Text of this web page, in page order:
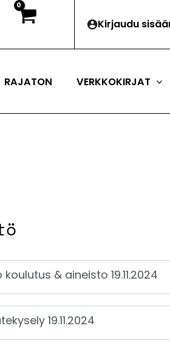
Kirjaudu
RAJATON VERKKOKIRJAT
koulutus & aineisto 19.11.2024
19.11.2024